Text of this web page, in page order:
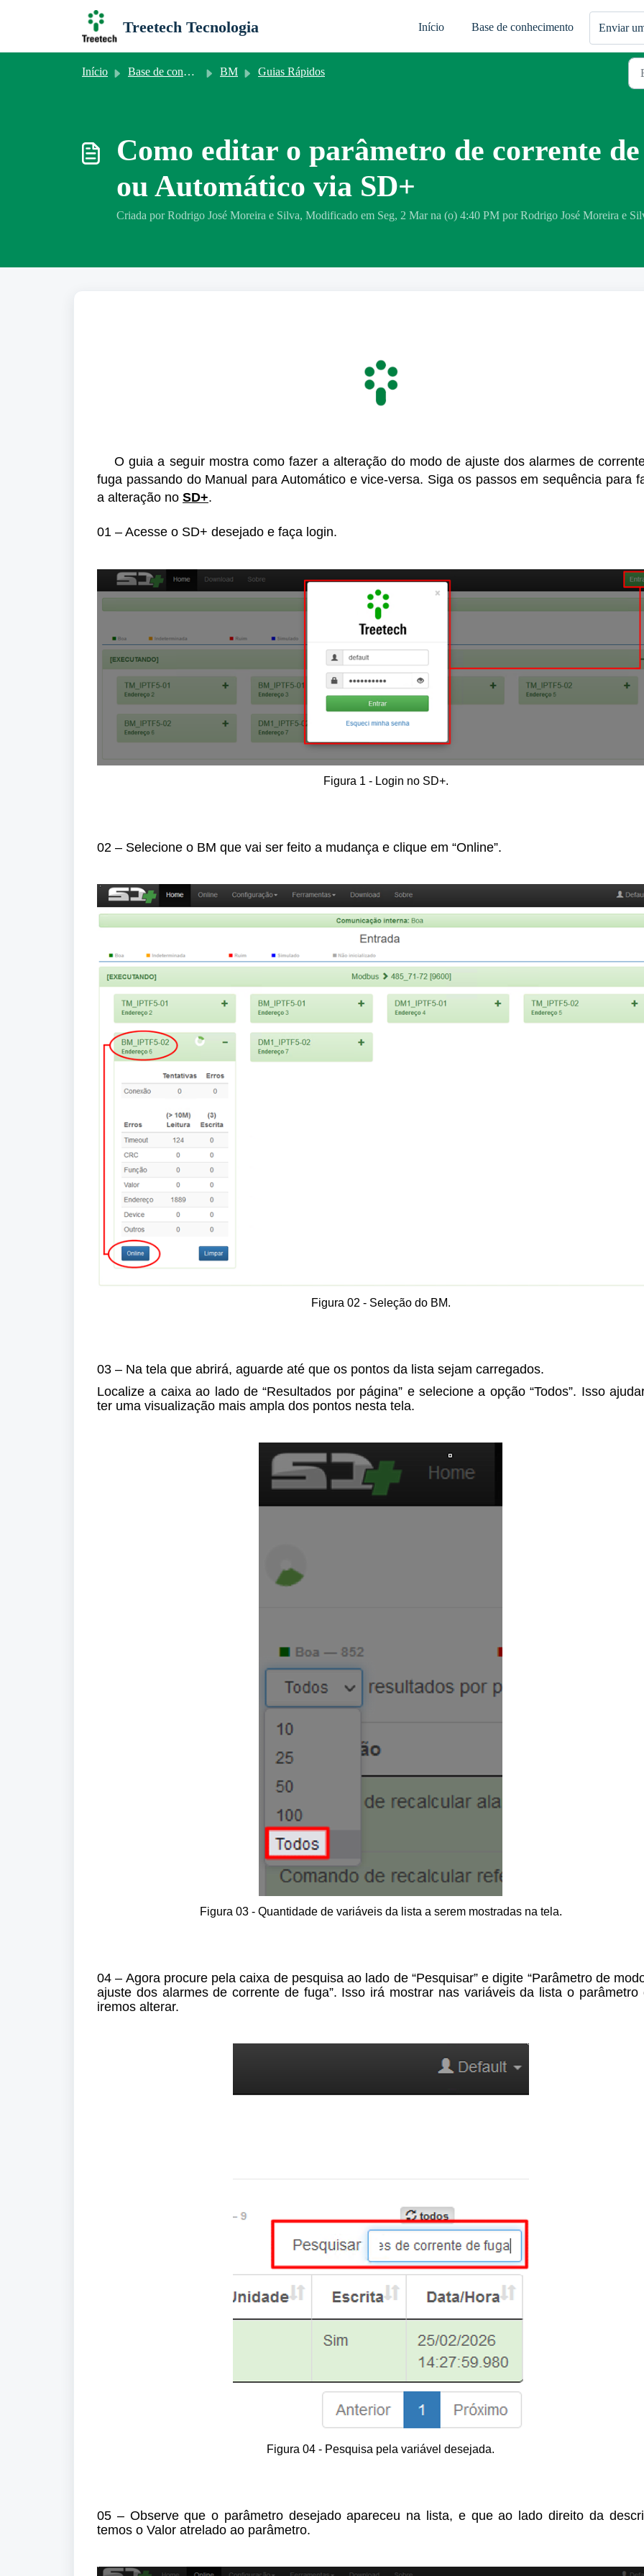
Treetech Tecnologia Início Base de conhecimento Enviar
Início Base de conhecimento BM Guias Rápidos
Como editar o parâmetro de corrente
ou Automático via SD+
Criada por Rodrigo José Moreira e Silva, Modificado em Seg, 2 Mar na (o) 4:40 PM por Rodrigo José Moreira e
O guia a seguir mostra como fazer a alteração do modo de ajuste dos alarmes de
fuga passando do Manual para Automático e vice-versa. Siga os passos em sequência para
a alteração no SD+.
01 – Acesse o SD+ desejado e faça login.
Figura 1 - Login no SD+.
02 – Selecione o BM que vai ser feito a mudança e clique em “Online”.
Figura 02 - Seleção do BM.
03 – Na tela que abrirá, aguarde até que os pontos da lista sejam carregados.
Localize a caixa ao lado de “Resultados por página” e selecione a opção “Todos”. Isso
ter uma visualização mais ampla dos pontos nesta tela.
Figura 03 - Quantidade de variáveis da lista a serem mostradas na tela.
04 – Agora procure pela caixa de pesquisa ao lado de “Pesquisar” e digite “Parâmetro de
ajuste dos alarmes de corrente de fuga”. Isso irá mostrar nas variáveis da lista o parâmetro
iremos alterar.
Figura 04 - Pesquisa pela variável desejada.
05 – Observe que o parâmetro desejado apareceu na lista, e que ao lado direito da
temos o Valor atrelado ao parâmetro.